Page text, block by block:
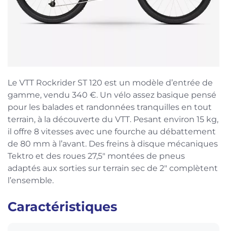
Le VTT Rockrider ST 120 est un modèle d’entrée de
gamme, vendu 340 €. Un vélo assez basique pensé
pour les balades et randonnées tranquilles en tout
terrain, à la découverte du VTT. Pesant environ 15 kg,
il offre 8 vitesses avec une fourche au débattement
de 80 mm à l’avant. Des freins à disque mécaniques
Tektro et des roues 27,5″ montées de pneus
adaptés aux sorties sur terrain sec de 2″ complètent
l’ensemble.
Caractéristiques